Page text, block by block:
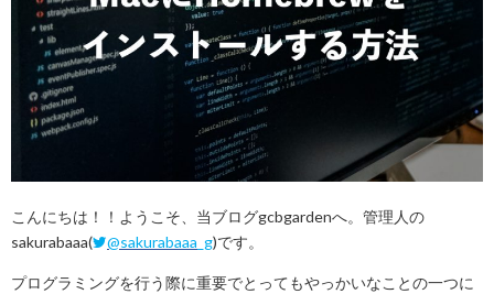
こんにちは！！ようこそ、当ブログgcbgardenへ。管理人の
sakurabaaa(
@sakurabaaa_g)です。
プログラミングを行う際に重要でとってもやっかいなことの一つに